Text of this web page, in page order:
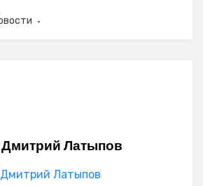
Дмитрий Латыпов
Латыпов